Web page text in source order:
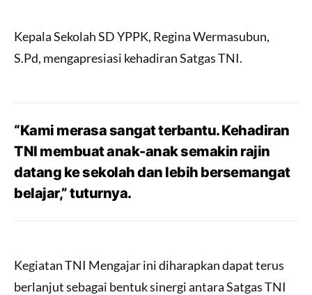
Kepala Sekolah SD YPPK, Regina Wermasubun,
S.Pd, mengapresiasi kehadiran Satgas TNI.
“Kami merasa sangat terbantu. Kehadiran
TNI membuat anak-anak semakin rajin
datang ke sekolah dan lebih bersemangat
belajar,” tuturnya.
Kegiatan TNI Mengajar ini diharapkan dapat terus
berlanjut sebagai bentuk sinergi antara Satgas TNI